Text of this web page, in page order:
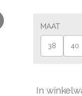
MAAT
38 40
In